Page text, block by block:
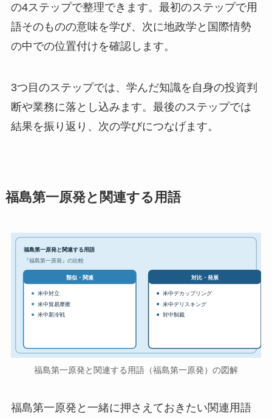
の4ステップで整理できます。最初のステップで用
語そのものの意味を学び、次に地政学と国際情勢
の中での位置付けを確認します。
3つ目のステップでは、学んだ知識を自身の投資判
断や業務に落とし込みます。最後のステップでは
結果を振り返り、次の学びにつなげます。
福島第一原発と関連する用語
福島第一原発と関連する用語
『福島第一原発』の比較
類似・関連
米中対立
米中貿易摩擦
米中新冷戦
対比・発展
米中デカップリング
米中デリスキング
対中制裁
福島第一原発と関連する用語（福島第一原発）の図解
福島第一原発と一緒に押さえておきたい関連用語